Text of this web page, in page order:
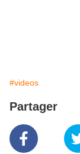
#videos
Partager